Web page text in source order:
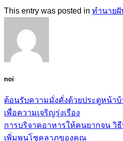
This entry was posted in ทำนายฝั
noi
ต้อนรับความมั่งคั่งด้วยประตูหน้าบ้
เพื่อความเจริญรุ่งเรือง
การบริจาคอาหารให้คนยากจน วิ
เพิ่มพูนโชคลาภของคุณ